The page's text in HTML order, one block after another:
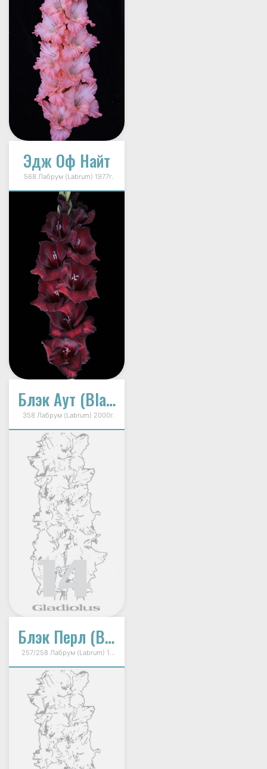
Эдж Оф Найт
568 Лабрум (Labrum) 1977г.
Блэк Аут (Blak Out)
358 Лабрум (Labrum) 2000г.
Блэк Перл (Black Pearls, Черная Жемчужина)
257/258 Лабрум (Labrum) 1997г.